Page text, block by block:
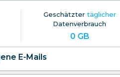
Geschätzter täglicher
Datenverbrauch
0 GB
E-Mails